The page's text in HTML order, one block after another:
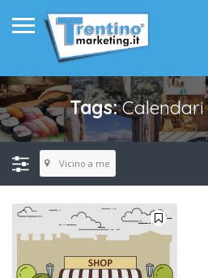
Tags:
Vicino a me